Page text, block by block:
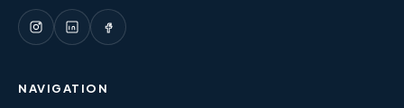
NAVIGATION